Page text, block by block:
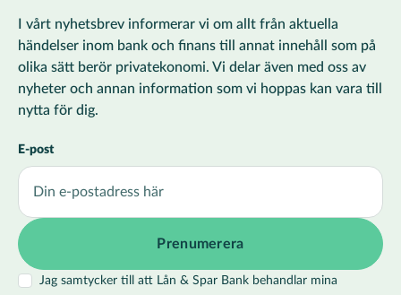
I vårt nyhetsbrev informerar vi om allt från aktuella
händelser inom bank och finans till annat innehåll som på
olika sätt berör privatekonomi. Vi delar även med oss av
nyheter och annan information som vi hoppas kan vara till
nytta för dig.
E-post
Jag samtycker till att Lån & Spar Bank behandlar mina